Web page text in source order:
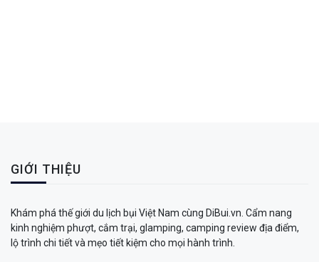
GIỚI THIỆU
Khám phá thế giới du lịch bụi Việt Nam cùng DiBui.vn. Cẩm nang
kinh nghiệm phượt, cắm trại, glamping, camping review địa điểm,
lộ trình chi tiết và mẹo tiết kiệm cho mọi hành trình.